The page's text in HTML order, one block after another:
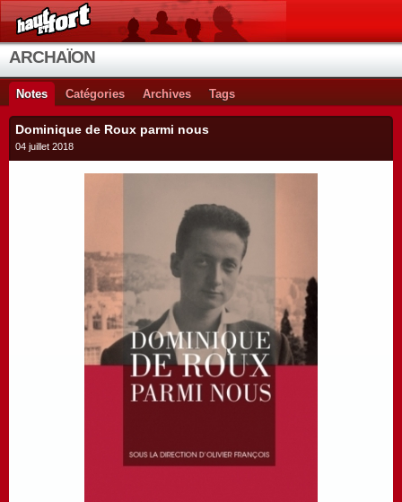
ARCHAÏON
Notes Catégories Archives Tags
Dominique de Roux parmi nous
04 juillet 2018